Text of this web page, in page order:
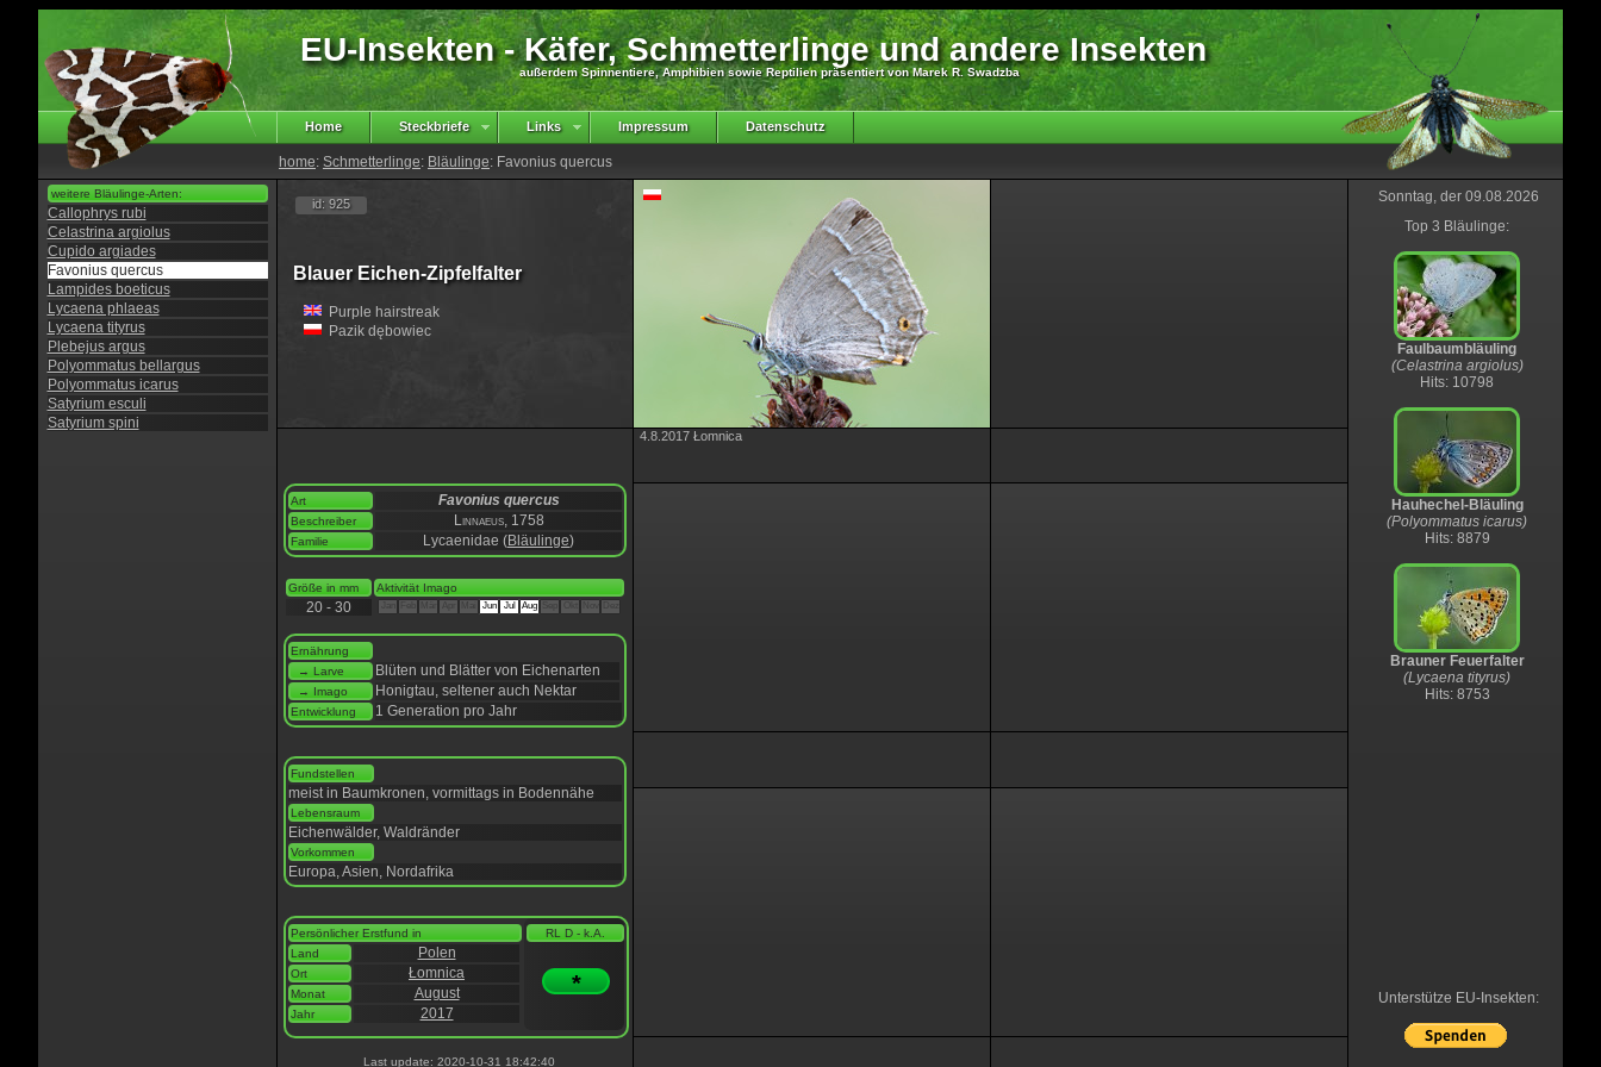
EU-Insekten - Käfer, Schmetterlinge und andere Insekten
außerdem Spinnentiere, Amphibien sowie Reptilien präsentiert von Marek R. Swadzba
Home Steckbriefe Links Impressum Datenschutz
home: Schmetterlinge: Bläulinge: Favonius quercus
weitere Bläulinge-Arten:
Callophrys rubi
Celastrina argiolus
Cupido argiades
Favonius quercus
Lampides boeticus
Lycaena phlaeas
Lycaena tityrus
Plebejus argus
Polyommatus bellargus
Polyommatus icarus
Satyrium esculi
Satyrium spini
id: 925
Blauer Eichen-Zipfelfalter
Purple hairstreak
Pazik dębowiec
Art Favonius quercus
Beschreiber Linnaeus, 1758
Familie Lycaenidae (Bläulinge)
Größe in mm Aktivität Imago
20 - 30 Apr Jun Jul Aug
Ernährung
→ Larve
Blüten und Blätter von Eichenarten
→ Imago Honigtau, seltener auch Nektar
Entwicklung 1 Generation pro Jahr
Fundstellen
meist in Baumkronen, vormittags in Bodennähe
Lebensraum
Eichenwälder, Waldränder
Vorkommen
Europa, Asien, Nordafrika
Persönlicher Erstfund in
Land
Polen
Ort Łomnica
Monat August
Jahr 2017
RL D - k.A.
*
Last update: 2020-10-31 18:42:40
4.8.2017 Łomnica
Sonntag, der 09.08.2026
Top 3 Bläulinge:
Faulbaumbläuling
(Celastrina argiolus)
Hits: 10798
Hauhechel-Bläuling
(Polyommatus icarus)
Hits: 8879
Brauner Feuerfalter
(Lycaena tityrus)
Hits: 8753
Unterstütze EU-Insekten: